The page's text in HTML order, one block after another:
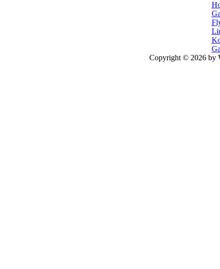
Copyright © 2026 by